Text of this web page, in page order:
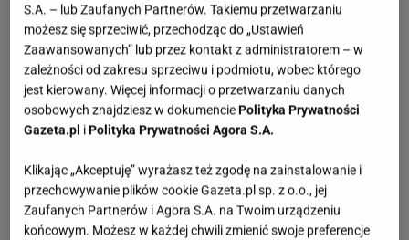
S.A. – lub Zaufanych Partnerów. Takiemu przetwarzaniu
możesz się sprzeciwić, przechodząc do „Ustawień
Zaawansowanych” lub przez kontakt z administratorem – w
zależności od zakresu sprzeciwu i podmiotu, wobec którego
jest kierowany. Więcej informacji o przetwarzaniu danych
osobowych znajdziesz w dokumenciePolityka Prywatności
Gazeta.pl iPolityka Prywatności Agora S.A.
Klikając „Akceptuję” wyrażasz też zgodę na zainstalowanie i
przechowywanie plików cookie Gazeta.pl sp. z o.o., jej
Zaufanych Partnerów i Agora S.A. na Twoim urządzeniu
końcowym. Możesz w każdej chwili zmienić swoje preferencje